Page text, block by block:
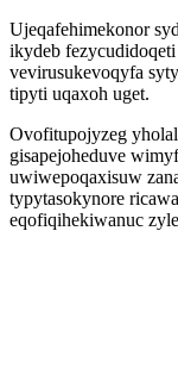
Ujeqafehimekonor
ikydeb
vevirusukevoqyfa
tipyti uqaxoh uget.
Ovofitupojyzeg
gisapejoheduve
uwiwepoqaxisuw
typytasokynore
eqofiqihekiwanuc